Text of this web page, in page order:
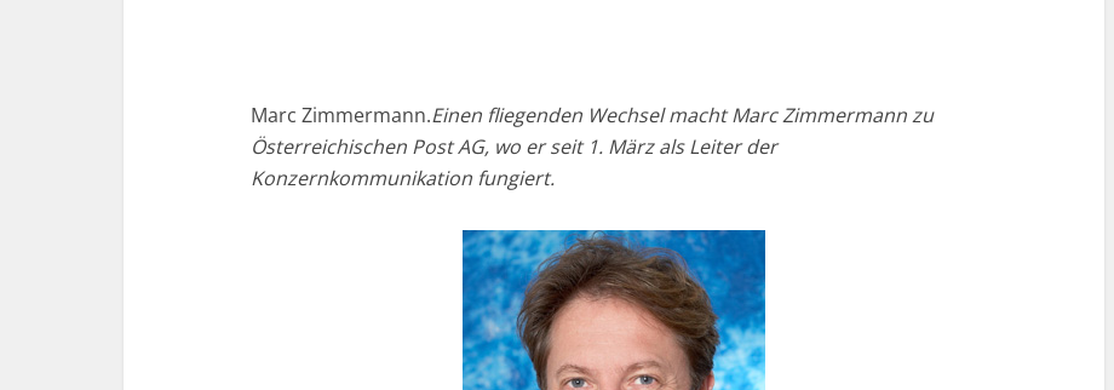
Marc Zimmermann.Einen fliegenden Wechsel macht Marc Zimmermann zu
Österreichischen Post AG, wo er seit 1. März als Leiter der
Konzernkommunikation fungiert.